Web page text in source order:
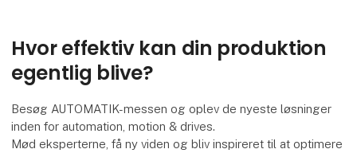
Hvor effektiv kan din produktion
egentlig blive?
Besøg AUTOMATIK-messen og oplev de nyeste løsninger
inden for automation, motion & drives.
Mød eksperterne, få ny viden og bliv inspireret til at optimere